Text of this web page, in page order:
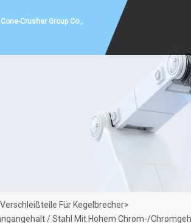
Crusher Group Co.,
Verschleißteile Für Kegelbrecher>
/ Stahl Mit Hohem Chrom-/